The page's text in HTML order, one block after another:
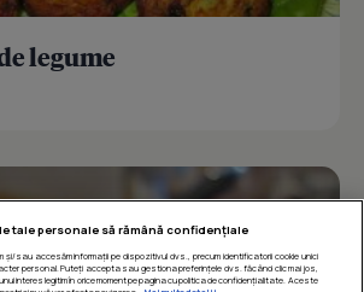
legume
tale personale să rămână confidențiale
și/sau accesăm informații pe dispozitivul dvs., precum identificatorii cookie unici
personal. Puteți accepta sau gestiona preferințele dvs. făcând clic mai jos,
interes legitim în orice moment pe pagina cu politica de confidențialitate. Aceste